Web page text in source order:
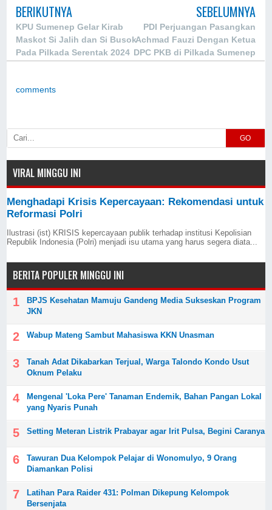
BERIKUTNYA
KPU Sumenep Gelar Kirab
Maskot Si Jalih dan Si Busok
Pada Pilkada Serentak 2024
SEBELUMNYA
PDI Perjuangan Pasangkan
Achmad Fauzi Dengan Ketua
DPC PKB di Pilkada Sumenep
comments
GO
VIRAL MINGGU INI
Menghadapi Krisis Kepercayaan: Rekomendasi untuk
Reformasi Polri
Ilustrasi (ist) KRISIS kepercayaan publik terhadap institusi Kepolisian
Republik Indonesia (Polri) menjadi isu utama yang harus segera diata...
BERITA POPULER MINGGU INI
BPJS Kesehatan Mamuju Gandeng Media Sukseskan Program
JKN
Wabup Mateng Sambut Mahasiswa KKN Unasman
Tanah Adat Dikabarkan Terjual, Warga Talondo Kondo Usut
Oknum Pelaku
Mengenal 'Loka Pere' Tanaman Endemik, Bahan Pangan Lokal
yang Nyaris Punah
Setting Meteran Listrik Prabayar agar Irit Pulsa, Begini Caranya
Tawuran Dua Kelompok Pelajar di Wonomulyo, 9 Orang
Diamankan Polisi
Latihan Para Raider 431: Polman Dikepung Kelompok
Bersenjata